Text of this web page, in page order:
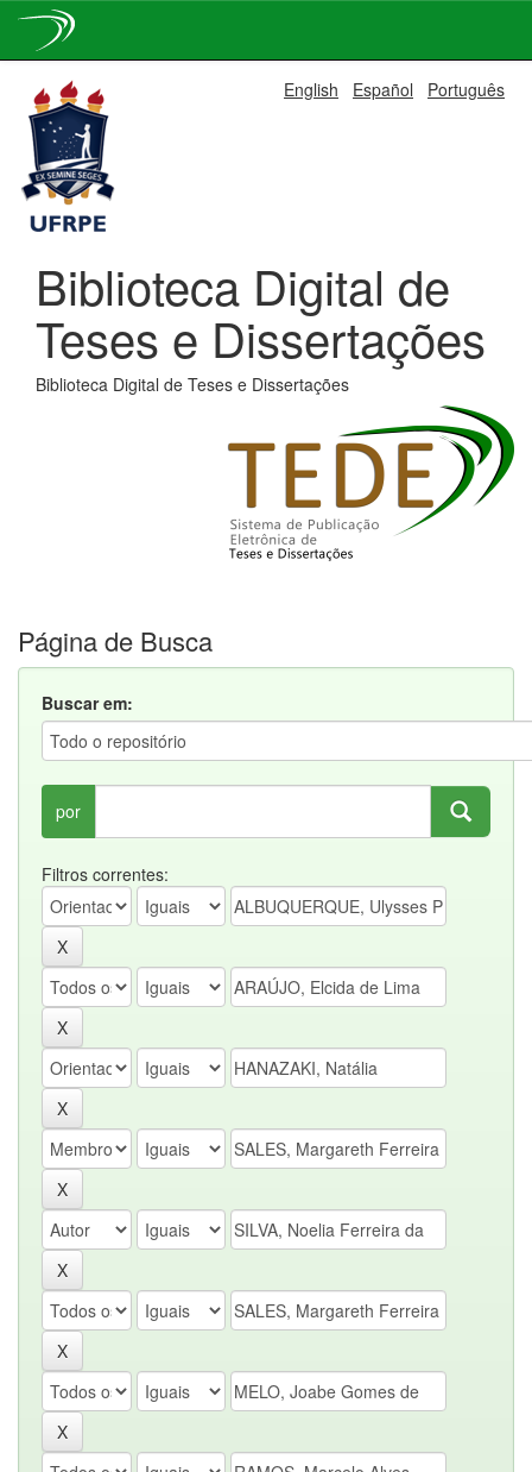
navigation
English Español Português
Biblioteca Digital de
Teses e Dissertações
Biblioteca Digital de Teses e Dissertações
Página de Busca
Buscar em:
por
Filtros correntes: